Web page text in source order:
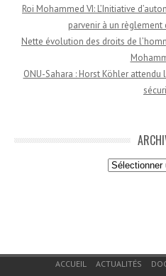
Roi Mohammed VI: L’Initiative
parvenir à un règlement
Nette évolution des droits de
ONU-Sahara : Horst Köhler
Archives
Menu du bas de page
ACCUEIL ACTUALITÉS